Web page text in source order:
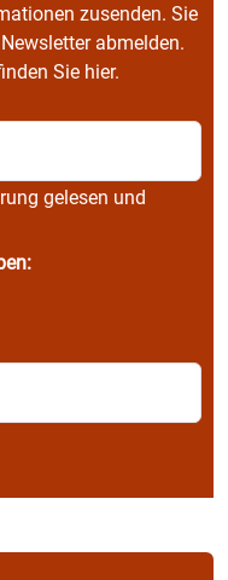
zusenden. Sie
abmelden.
Sie hier.
gelesen und